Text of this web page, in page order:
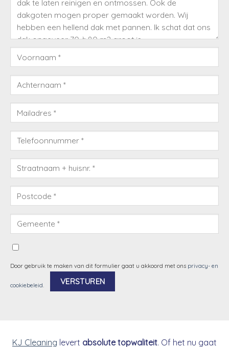
Door gebruik te maken van dit formulier gaat u akkoord met ons privacy- en
cookiebeleid.
KJ Cleaning levert absolute topwaliteit. Of het nu gaat